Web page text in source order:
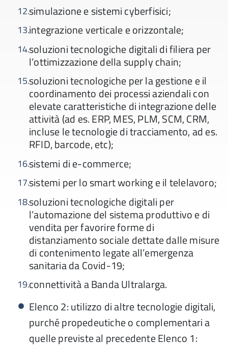
simulazione e sistemi cyberfisici;
integrazione verticale e orizzontale;
soluzioni tecnologiche digitali di filiera per
l’ottimizzazione della supply chain;
soluzioni tecnologiche per la gestione e il
coordinamento dei processi aziendali con
elevate caratteristiche di integrazione delle
attività (ad es. ERP, MES, PLM, SCM, CRM,
incluse le tecnologie di tracciamento, ad es.
RFID, barcode, etc);
sistemi di e-commerce;
sistemi per lo smart working e il telelavoro;
soluzioni tecnologiche digitali per
l’automazione del sistema produttivo e di
vendita per favorire forme di
distanziamento sociale dettate dalle misure
di contenimento legate all’emergenza
sanitaria da Covid-19;
connettività a Banda Ultralarga.
Elenco 2: utilizzo di altre tecnologie digitali,
purché propedeutiche o complementari a
quelle previste al precedente Elenco 1: